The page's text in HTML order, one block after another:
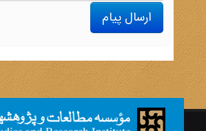
ارسال پیام